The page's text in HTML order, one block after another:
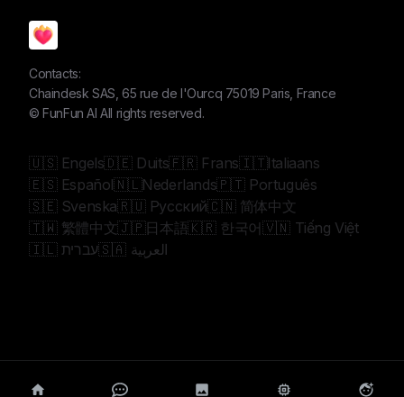
Contacts:
Chaindesk SAS, 65 rue de l'Ourcq 75019 Paris, France
©FunFun AI All rights reserved.
🇺🇸 Engels🇩🇪 Duits🇫🇷 Frans🇮🇹Italiaans
🇪🇸 Español🇳🇱Nederlands🇵🇹 Português
🇸🇪 Svenska🇷🇺 Русский🇨🇳 简体中文
🇹🇼 繁體中文🇯🇵日本語🇰🇷 한국어🇻🇳 Tiếng Việt
🇮🇱 עברית
🇸🇦 العربية